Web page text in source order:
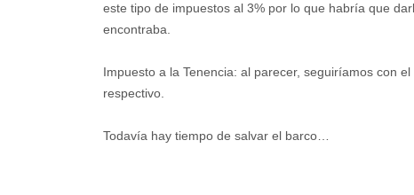
este tipo de impuestos al 3% por lo que habría que
encontraba.
Impuesto a la Tenencia: al parecer, seguiríamos con
respectivo.
Todavía hay tiempo de salvar el barco…